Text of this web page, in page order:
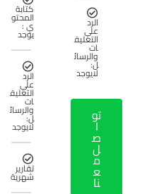
الرد
علي
التعليق
ات
والرسائ
ل:
لايوجد
تو
ا
ص
ل
م
ع
نا
كتابة
المحتو
ي :
يوجد
الرد
علي
التعليق
ات
والرسائ
ل:
لايوجد
تقارير
شهرية